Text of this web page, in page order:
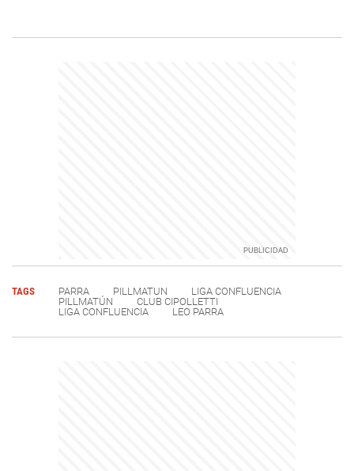
TAGS PARRA PILLMATUN
LIGA CONFLUENCIA
PILLMATÚN
CLUB CIPOLLETTI
LIGA CONFLUENCIA
LEO PARRA